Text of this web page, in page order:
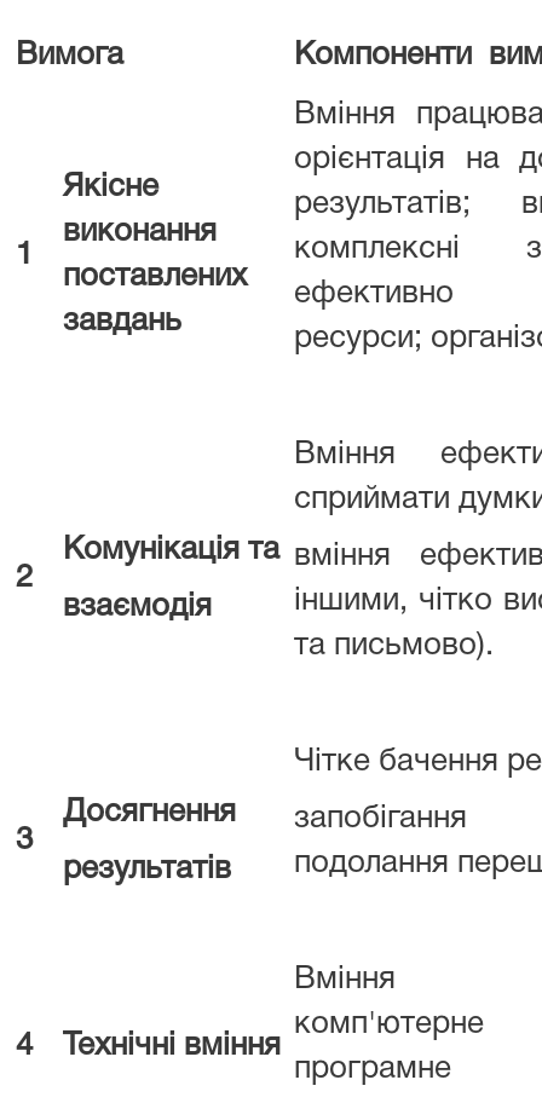
Вимога Компоненти
1
Якісне
виконання
поставлених
завдань
Вміння
орієнтація на
результатів;
комплексні
ефективно
ресурси;
2
Комунікація та
взаємодія
Вміння
сприймати
вміння
іншими, чітко
та письмово).
3
Досягнення
результатів
Чітке бачення
подолання
4 Технічні вміння
Вміння
програмне